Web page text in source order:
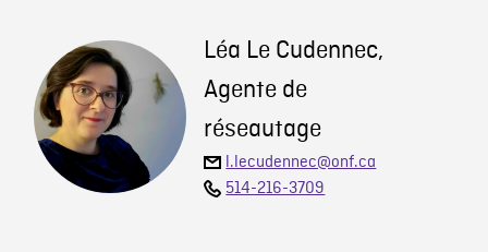
Léa Le Cudennec,
Agente de
réseautage
l.lecudennec@onf.ca
514-216-3709